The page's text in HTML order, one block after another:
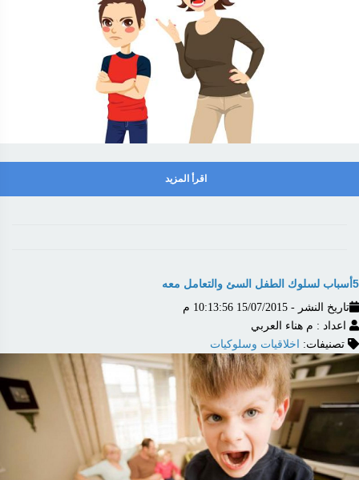
اقرأ المزيد
5أسباب لسلوك الطفل السئ والتعامل معه
تاريخ النشر - 15/07/2015 10:13:56 م
اعداد : م هناء العربي
تصنيفات:
اخلاقيات وسلوكيات